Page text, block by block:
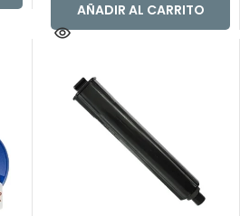
AÑADIR AL CARRITO